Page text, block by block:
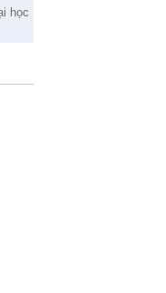
học